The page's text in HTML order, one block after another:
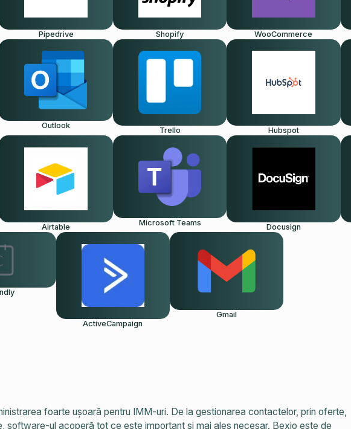
Pipedrive Shopify WooCommerce
Outlook
Trello Hubspot
Airtable Microsoft Teams Docusign
ActiveCampaign
Gmail
foarte ușoară pentru IMM-uri. De la gestionarea contactelor, prin oferte,
software-ul acoperă tot ce este important și mai ales necesar. Bexio este de